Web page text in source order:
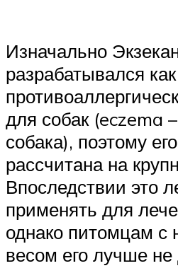
Изначально
разрабатывался как
для собак (eczema
собака), поэтому
рассчитана на
Впоследствии это
применять для
однако питомцам с
весом его лучше не